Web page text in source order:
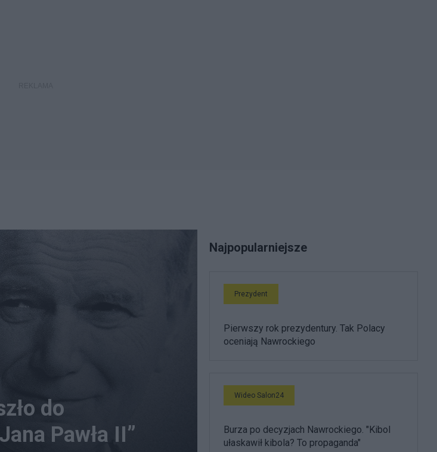
do
Pawła II”
Najpopularniejsze
Prezydent
Pierwszy rok prezydentury. Tak Polacy
oceniają Nawrockiego
Wideo Salon24
Burza po decyzjach Nawrockiego. "Kibol
ułaskawił kibola? To propaganda"